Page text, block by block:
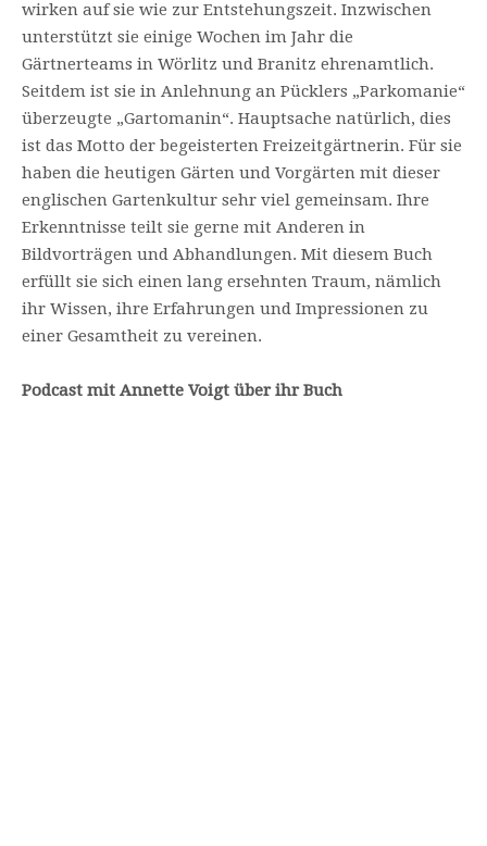
wirken auf sie wie zur Entstehungszeit. Inzwischen
unterstützt sie einige Wochen im Jahr die
Gärtnerteams in Wörlitz und Branitz ehrenamtlich.
Seitdem ist sie in Anlehnung an Pücklers „Parkomanie“
überzeugte „Gartomanin“. Hauptsache natürlich, dies
ist das Motto der begeisterten Freizeitgärtnerin. Für sie
haben die heutigen Gärten und Vorgärten mit dieser
englischen Gartenkultur sehr viel gemeinsam. Ihre
Erkenntnisse teilt sie gerne mit Anderen in
Bildvorträgen und Abhandlungen. Mit diesem Buch
erfüllt sie sich einen lang ersehnten Traum, nämlich
ihr Wissen, ihre Erfahrungen und Impressionen zu
einer Gesamtheit zu vereinen.
Podcast mit Annette Voigt über ihr Buch